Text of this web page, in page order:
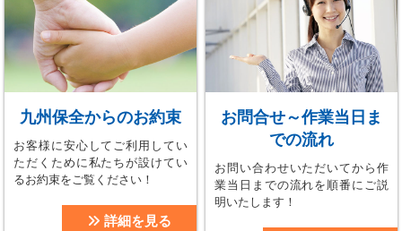
九州保全からのお約束
お客様に安心してご利用してい
ただくために私たちが設けてい
るお約束をご覧ください！
詳細を見る
お問合せ～作業当日ま
での流れ
お問い合わせいただいてから作
業当日までの流れを順番にご説
明いたします！